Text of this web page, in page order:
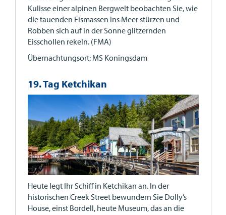
Kulisse einer alpinen Bergwelt beobachten Sie, wie
die tauenden Eismassen ins Meer stürzen und
Robben sich auf in der Sonne glitzernden
Eisschollen rekeln. (FMA)
Übernachtungsort: MS Koningsdam
19. Tag Ketchikan
Heute legt Ihr Schiff in Ketchikan an. In der
historischen Creek Street bewundern Sie Dolly’s
House, einst Bordell, heute Museum, das an die